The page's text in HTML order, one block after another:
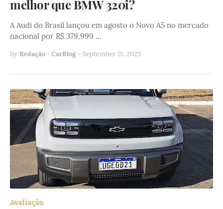
melhor que BMW 320i?
A Audi do Brasil lançou em agosto o Novo A5 no mercado
nacional por R$ 379.999 …
by Redação - CarBlog - September 21, 2025
Avaliação